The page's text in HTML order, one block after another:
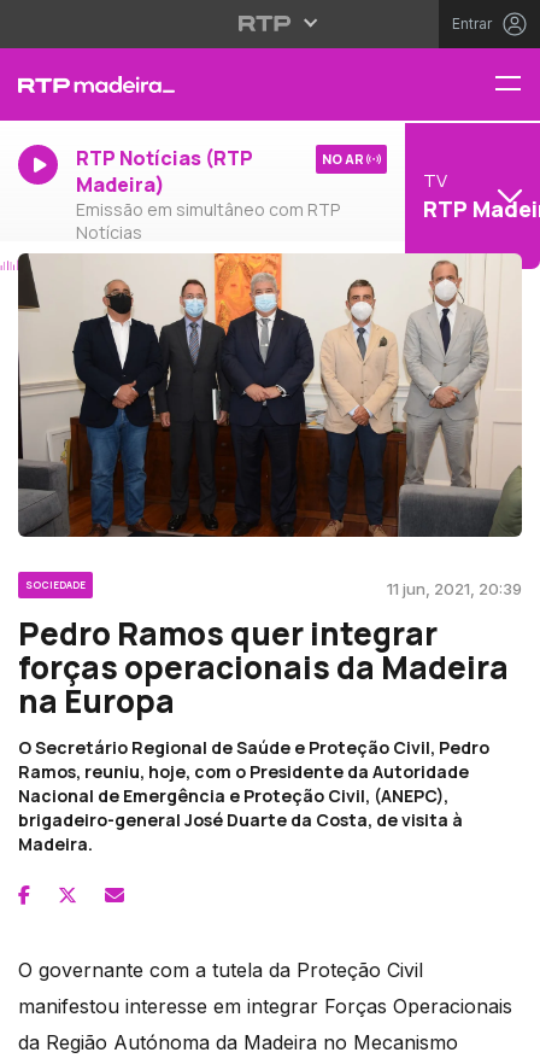
Entrar
RTP Notícias (RTP
Madeira)
Emissão em simultâneo com RTP
Notícias
NO AR
TV
RTP
SOCIEDADE 11 jun, 2021, 20:39
Pedro Ramos quer integrar
forças operacionais da Madeira
na Europa
O Secretário Regional de Saúde e Proteção Civil, Pedro
Ramos, reuniu, hoje, com o Presidente da Autoridade
Nacional de Emergência e Proteção Civil, (ANEPC),
brigadeiro-general José Duarte da Costa, de visita à
Madeira.
O governante com a tutela da Proteção Civil
manifestou interesse em integrar Forças Operacionais
da Região Autónoma da Madeira no Mecanismo